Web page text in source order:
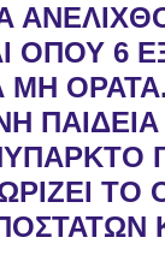
ΟΠΟΥ 6
ΜΗ ΟΡΑΤΑ.
ΤΟ